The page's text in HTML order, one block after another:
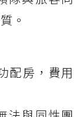
。
配房，費用